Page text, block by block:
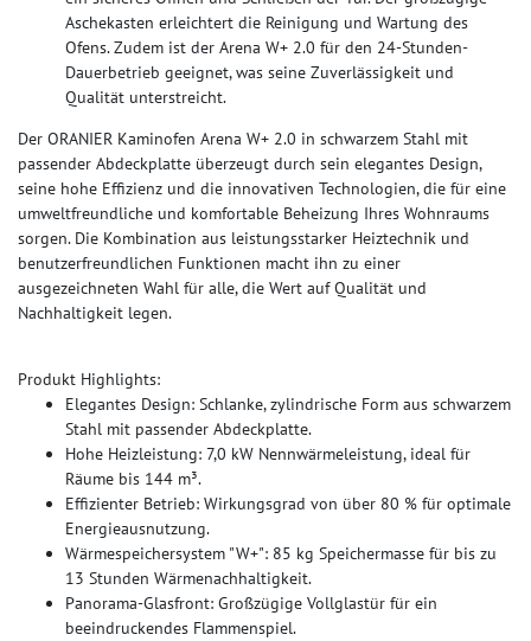
Aschekasten erleichtert die Reinigung und Wartung des
Ofens. Zudem ist der Arena W+ 2.0 für den 24-Stunden-
Dauerbetrieb geeignet, was seine Zuverlässigkeit und
Qualität unterstreicht.
Der ORANIER Kaminofen Arena W+ 2.0 in schwarzem Stahl mit
passender Abdeckplatte überzeugt durch sein elegantes Design,
seine hohe Effizienz und die innovativen Technologien, die für eine
umweltfreundliche und komfortable Beheizung Ihres Wohnraums
sorgen. Die Kombination aus leistungsstarker Heiztechnik und
benutzerfreundlichen Funktionen macht ihn zu einer
ausgezeichneten Wahl für alle, die Wert auf Qualität und
Nachhaltigkeit legen.
Produkt Highlights:
Elegantes Design: Schlanke, zylindrische Form aus schwarzem
Stahl mit passender Abdeckplatte.
Hohe Heizleistung: 7,0 kW Nennwärmeleistung, ideal für
Räume bis 144 m³.
Effizienter Betrieb: Wirkungsgrad von über 80 % für optimale
Energieausnutzung.
Wärmespeichersystem "W+": 85 kg Speichermasse für bis zu
13 Stunden Wärmenachhaltigkeit.
Panorama-Glasfront: Großzügige Vollglastür für ein
beeindruckendes Flammenspiel.